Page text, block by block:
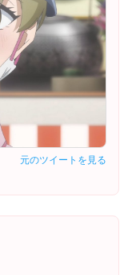
元のツイートを見る